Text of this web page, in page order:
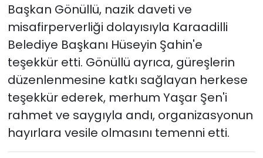
Başkan Gönüllü, nazik daveti ve
misafirperverliği dolayısıyla Karaadilli
Belediye Başkanı Hüseyin Şahin'e
teşekkür etti. Gönüllü ayrıca, güreşlerin
düzenlenmesine katkı sağlayan herkese
teşekkür ederek, merhum Yaşar Şen'i
rahmet ve saygıyla andı, organizasyonun
hayırlara vesile olmasını temenni etti.